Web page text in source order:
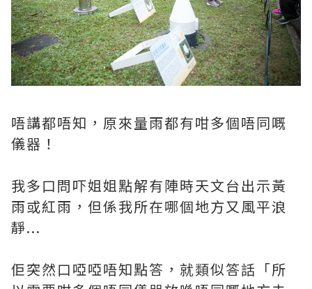
唔講都唔知，原來量雨都有咁多個唔同嘅
儀器！
我多口問吓姐姐點解有陣時天文台出示黃
雨或紅雨，但係我所在哪個地方又風平浪
靜...
佢突然口啞啞唔知點答，就類似答話「所